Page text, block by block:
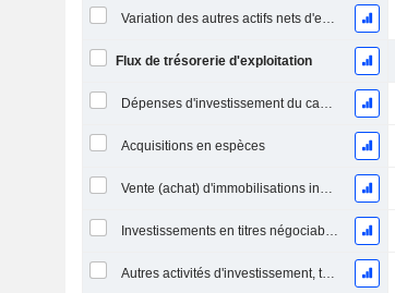
Variation des autres actifs nets d'exploitation
Flux de trésorerie d'exploitation
Dépenses d'investissement du capital (CAPEX)
Acquisitions en espèces
Vente (achat) d'immobilisations incorporelles
Investissements en titres négociables et en actions, total
Autres activités d'investissement, total